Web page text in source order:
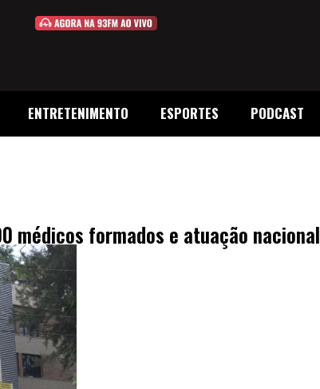
ENTRETENIMENTO ESPORTES PODCAST
médicos formados e atuação nacional